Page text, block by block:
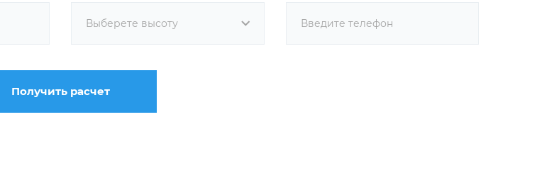
Выберете высоту
Получить расчет